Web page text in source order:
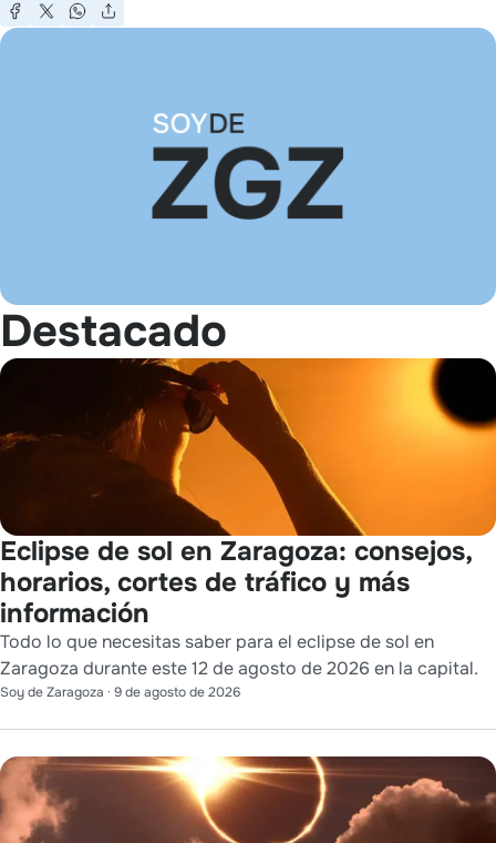
Destacado
Eclipse de sol en Zaragoza: consejos,
horarios, cortes de tráfico y más
información
Todo lo que necesitas saber para el eclipse de sol en
Zaragoza durante este 12 de agosto de 2026 en la capital.
Soy de Zaragoza · 9 de agosto de 2026